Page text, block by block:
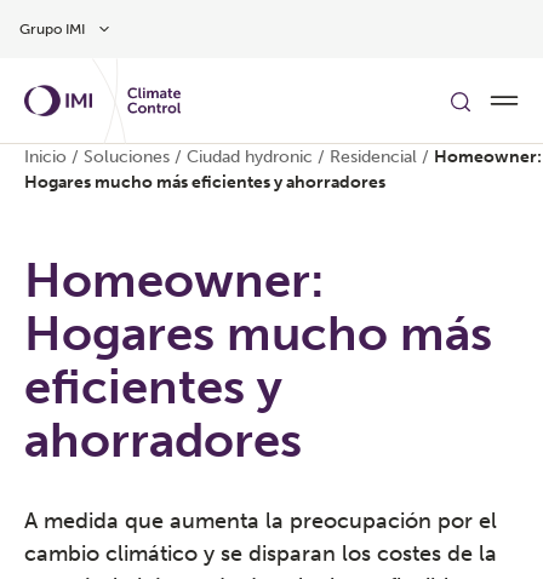
Grupo IMI
Inicio / Soluciones / Ciudad hydronic / Residencial / Homeowner:
Hogares mucho más eficientes y ahorradores
Homeowner:
Hogares mucho más
eficientes y
ahorradores
A medida que aumenta la preocupación por el
cambio climático y se disparan los costes de la